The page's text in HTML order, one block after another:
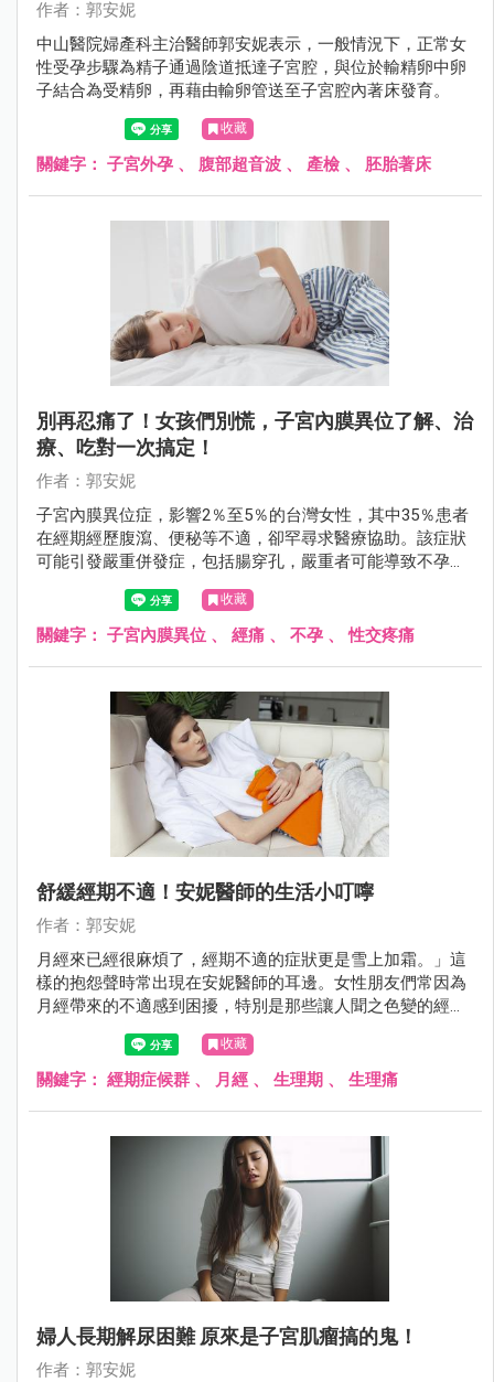
作者：郭安妮
中山醫院婦產科主治醫師郭安妮表示，一般情況下，正常女
性受孕步驟為精子通過陰道抵達子宮腔，與位於輸精卵中卵
子結合為受精卵，再藉由輸卵管送至子宮腔內著床發育。
收藏
關鍵字： 子宮外孕 、 腹部超音波 、 產檢 、 胚胎著床
別再忍痛了！女孩們別慌，子宮內膜異位了解、治
療、吃對一次搞定！
作者：郭安妮
子宮內膜異位症，影響2％至5％的台灣女性，其中35％患者
在經期經歷腹瀉、便秘等不適，卻罕尋求醫療協助。該症狀
可能引發嚴重併發症，包括腸穿孔，嚴重者可能導致不孕。
臨床表現包括經痛、不孕症、性交疼痛等。及早發現及治療
至關重要，特別對計劃生育的女性，懷孕期間的荷爾蒙變化
有助於症狀緩解。
收藏
關鍵字： 子宮內膜異位 、 經痛 、 不孕 、性交疼痛
舒緩經期不適！安妮醫師的生活小叮嚀
作者：郭安妮
月經來已經很麻煩了，經期不適的症狀更是雪上加霜。」這
樣的抱怨聲時常出現在安妮醫師的耳邊。女性朋友們常因為
月經帶來的不適感到困擾，特別是那些讓人聞之色變的經期
症候群，在年齡介於 20 ~ 40 歲之間更是常見，尤其是在 25
~ 35 歲這個年齡段達到高峰。在這裡，安妮醫師將與大家分
享一些能夠幫助你揮別生理不適、重拾好氣色的建議。
收藏
關鍵字： 經期症候群 、 月經 、 生理期 、 生理痛
婦人長期解尿困難 原來是子宮肌瘤搞的鬼！
作者：郭安妮